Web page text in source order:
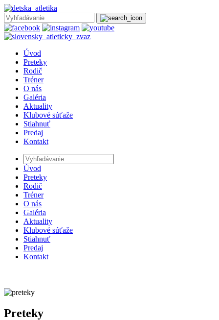
Úvod
Preteky
Rodič
Tréner
O nás
Galéria
Aktuality
Klubové súťaže
Stiahnuť
Predaj
Kontakt
Úvod
Preteky
Rodič
Tréner
O nás
Galéria
Aktuality
Klubové súťaže
Stiahnuť
Predaj
Kontakt
Preteky